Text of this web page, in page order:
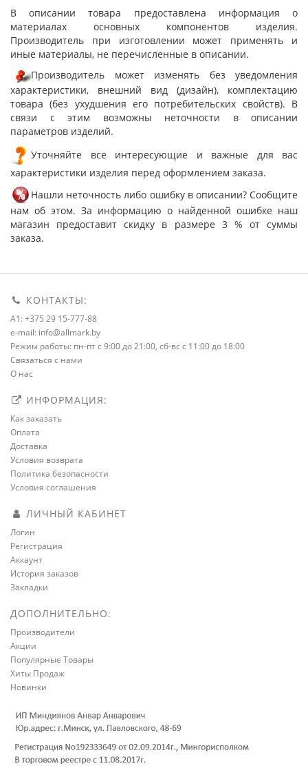
В описании товара предоставлена информация о
материалах основных компонентов изделия.
Производитель при изготовлении может применять и
иные материалы, не перечисленные в описании.
Производитель может изменять без уведомления
характеристики, внешний вид (дизайн), комплектацию
товара (без ухудшения его потребительских свойств). В
связи с этим возможны неточности в описании
параметров изделий.
Уточняйте все интересующие и важные для вас
характеристики изделия перед оформлением заказа.
Нашли неточность либо ошибку в описании? Сообщите
нам об этом. За информацию о найденной ошибке наш
магазин предоставит скидку в размере 3 % от суммы
заказа.
КОНТАКТЫ:
A1: +375 29 15-777-88
e-mail: info@allmark.by
Режим работы: пн-пт с 9:00 до 21:00, сб-вс с 11:00 до 18:00
Связаться с нами
О нас
ИНФОРМАЦИЯ:
Как заказать
Оплата
Доставка
Условия возврата
Политика безопасности
Условия соглашения
ЛИЧНЫЙ КАБИНЕТ
Логин
Регистрация
Аккаунт
История заказов
Закладки
ДОПОЛНИТЕЛЬНО:
Производители
Акции
Популярные Товары
Хиты Продаж
Новинки